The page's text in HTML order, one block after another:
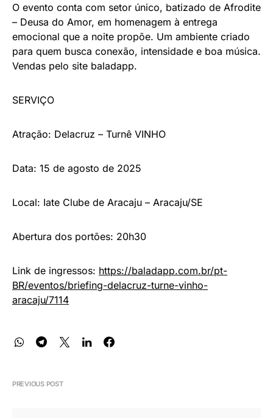
O evento conta com setor único, batizado de Afrodite
– Deusa do Amor, em homenagem à entrega
emocional que a noite propõe. Um ambiente criado
para quem busca conexão, intensidade e boa música.
Vendas pelo site baladapp.
SERVIÇO
Atração: Delacruz – Turnê VINHO
Data: 15 de agosto de 2025
Local: Iate Clube de Aracaju – Aracaju/SE
Abertura dos portões: 20h30
Link de ingressos: https://baladapp.com.br/pt-
BR/eventos/briefing-delacruz-turne-vinho-
aracaju/7114
PREVIOUS POST